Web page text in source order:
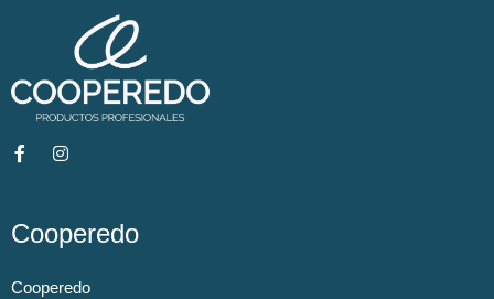
Cooperedo
Cooperedo